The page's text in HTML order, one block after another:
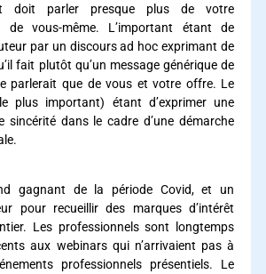
doit parler presque plus de votre
de vous-même. L’important étant de
par un discours ad hoc exprimant de
fait plutôt qu’un message générique de
parlerait que de vous et votre offre. Le
plus important) étant d’exprimer une
sincérité dans le cadre d’une démarche
gagnant de la période Covid, et un
pour recueillir des marques d’intérêt
Les professionnels sont longtemps
aux webinars qui n’arrivaient pas à
professionnels présentiels. Le